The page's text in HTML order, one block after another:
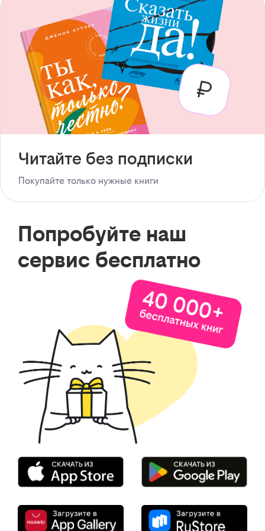
Читайте без подписки
Покупайте только нужные книги
Попробуйте наш
сервис бесплатно